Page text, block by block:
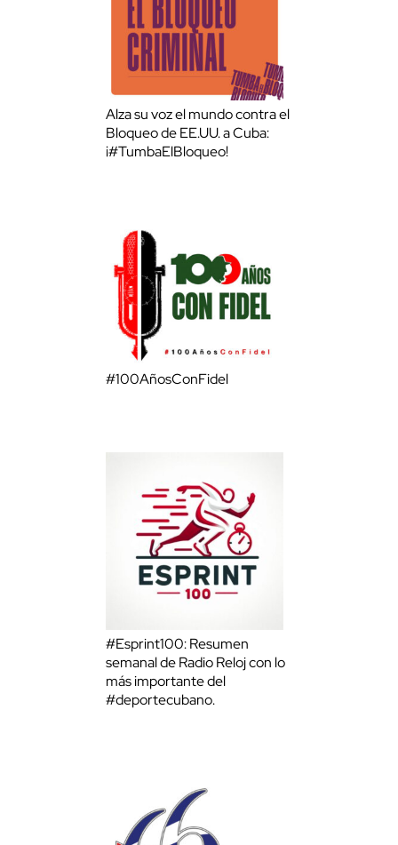
Alza su voz el mundo contra el
Bloqueo de EE.UU. a Cuba:
¡#TumbaElBloqueo!
#100AñosConFidel
#Esprint100: Resumen
semanal de Radio Reloj con lo
más importante del
#deportecubano.